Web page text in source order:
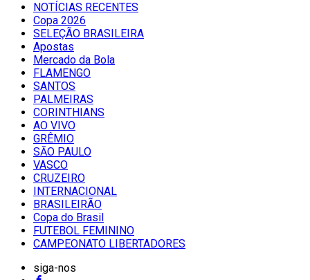
NOTÍCIAS RECENTES
Copa 2026
SELEÇÃO BRASILEIRA
Apostas
Mercado da Bola
FLAMENGO
SANTOS
PALMEIRAS
CORINTHIANS
AO VIVO
GRÊMIO
SĀO PAULO
VASCO
CRUZEIRO
INTERNACIONAL
BRASILEIRÃO
Copa do Brasil
FUTEBOL FEMININO
CAMPEONATO LIBERTADORES
siga-nos